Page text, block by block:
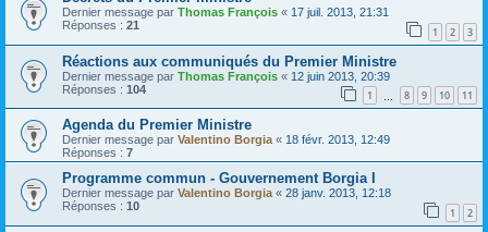
Dernier message par Thomas François « 17 juil. 2013, 21:31
Réponses : 21 1 2 3
Réactions aux communiqués du Premier Ministre
Dernier message par Thomas François « 12 juin 2013, 20:39
Réponses : 104 1 8 9 10 11
Agenda du Premier Ministre
Dernier message par Valentino Borgia « 18 févr. 2013, 12:49
Réponses : 7
Programme commun - Gouvernement Borgia I
Dernier message par Valentino Borgia « 28 janv. 2013, 12:18
Réponses : 10 1 2